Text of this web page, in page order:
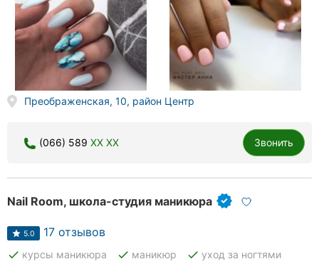
Преображенская, 10, район Центр
(066) 589 XX XX Звонить
Nail Room, школа-студия маникюра
5.0 17 отзывов
done курсы маникюра done маникюр done уход за ногтями